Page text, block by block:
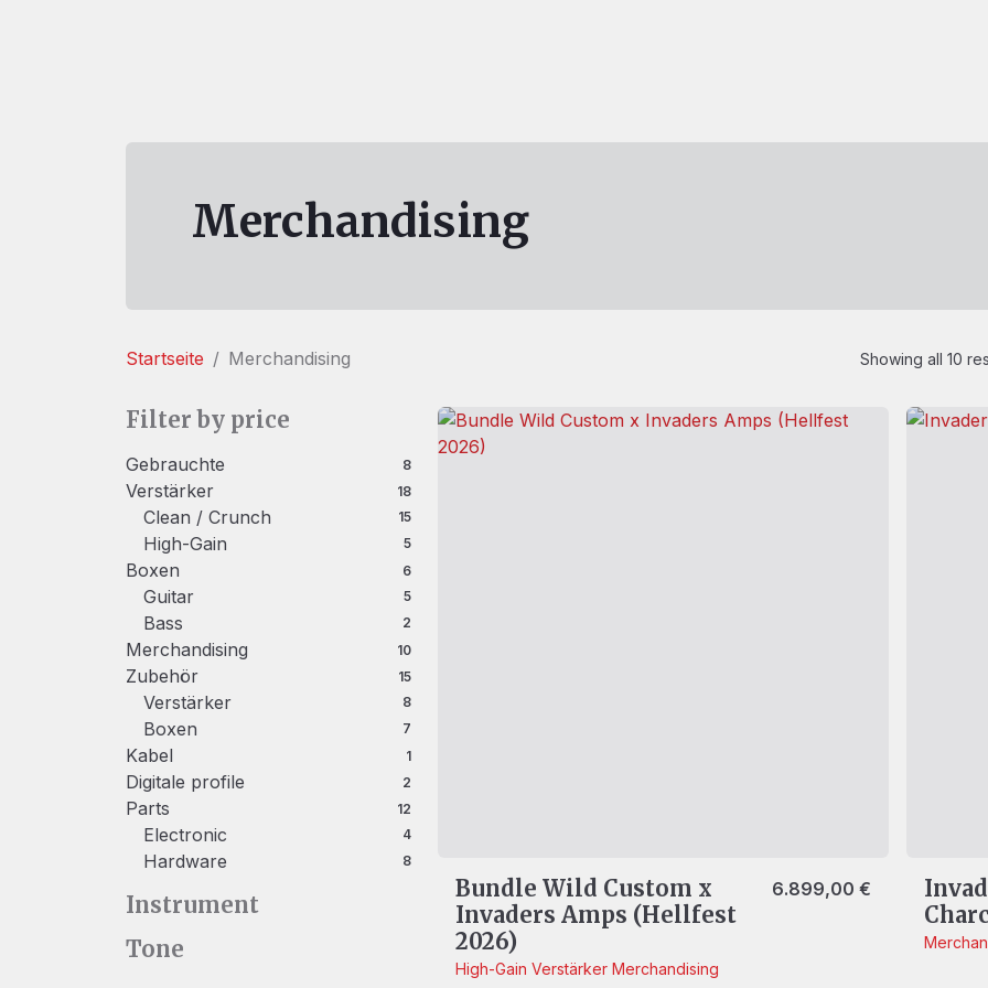
Merchandising
Startseite Merchandising Showing all 10
Filter by price
Gebrauchte 88 Produkte
Verstärker 1818 Produkte
Clean / Crunch 1515 Produkte
High-Gain 55 Produkte
Boxen 66 Produkte
Guitar 55 Produkte
Bass 2
Merchandising 1010 Produkte
Zubehör 1515 Produkte
Verstärker 88 Produkte
Boxen 7
Kabel 11 Produkt
Digitale profile 2
Parts 12
Electronic 44 Produkte
Hardware 88 Produkte
Instrument
Tone
Bundle Wild Custom x
Invaders Amps (Hellfest
2026)
High-Gain Verstärker Merchandising
6.899,00 €